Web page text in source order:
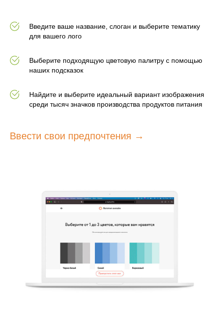
Введите ваше название, слоган и выберите тематику
для вашего лого
Выберите подходящую цветовую палитру с помощью
наших подсказок
Найдите и выберите идеальный вариант изображения
среди тысяч значков производства продуктов питания
Ввести свои предпочтения